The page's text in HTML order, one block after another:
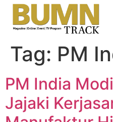
Tag: PM
PM India
Jajaki